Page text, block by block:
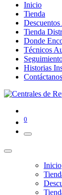
Inicio
Tienda
Tienda
Donde
Técnicos
Historias
Contáctanos
0
Inicio